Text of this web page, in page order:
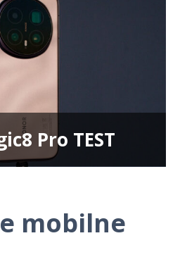
Pro TEST
mobilne